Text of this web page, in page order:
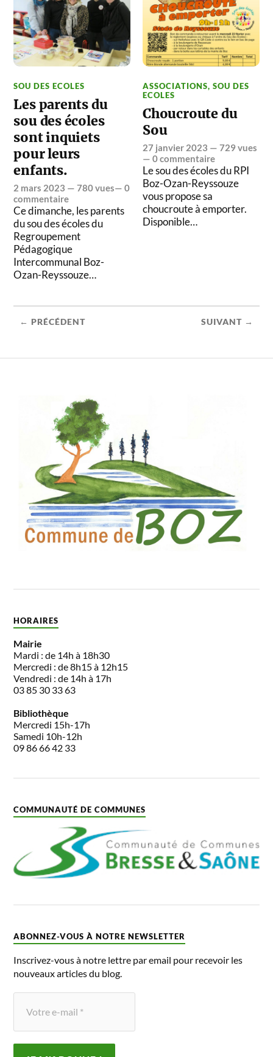
SOU DES ECOLES
Les parents du
sou des écoles
sont inquiets
pour leurs
enfants.
2 mars 2023 — 780 vues—0
commentaire
Ce dimanche, les parents
du sou des écoles du
Regroupement
Pédagogique
Intercommunal Boz-
Ozan-Reyssouze…
ASSOCIATIONS,SOU DES
ECOLES
Choucroute du
Sou
27 janvier 2023 — 729 vues
—0 commentaire
Le sou des écoles du RPI
Boz-Ozan-Reyssouze
vous propose sa
choucroute à emporter.
Disponible…
← PRÉCÉDENT SUIVANT →
HORAIRES
Mairie
Mardi : de 14h à 18h30
Mercredi : de 8h15 à 12h15
Vendredi : de 14h à 17h
03 85 30 33 63
Bibliothèque
Mercredi 15h-17h
Samedi 10h-12h
09 86 66 42 33
COMMUNAUTÉ DE COMMUNES
ABONNEZ-VOUS À NOTRE NEWSLETTER
Inscrivez-vous à notre lettre par email pour recevoir les
nouveaux articles du blog.